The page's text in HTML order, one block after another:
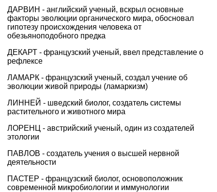
ДАРВИН - английский ученый, вскрыл основные
факторы эволюции органического мира, обосновал
гипотезу происхождения человека от
обезьяноподобного предка
ДЕКАРТ - французский ученый, ввел представление о
рефлексе
ЛАМАРК - французский ученый, создал учение об
эволюции живой природы (ламаркизм)
ЛИННЕЙ - шведский биолог, создатель системы
растительного и животного мира
ЛОРЕНЦ - австрийский ученый, один из создателей
этологии
ПАВЛОВ - создатель учения о высшей нервной
деятельности
ПАСТЕР - французский биолог, основоположник
современной микробиологии и иммунологии